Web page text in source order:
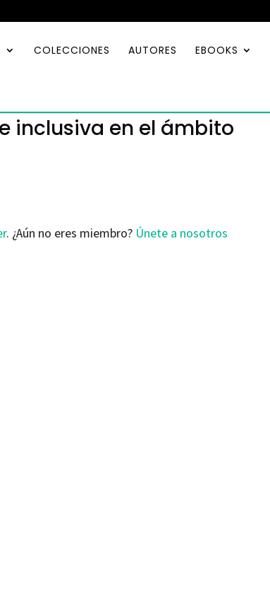
COLECCIONES AUTORES EBOOKS
inclusiva en el ámbito
. ¿Aún no eres miembro? Únete a nosotros